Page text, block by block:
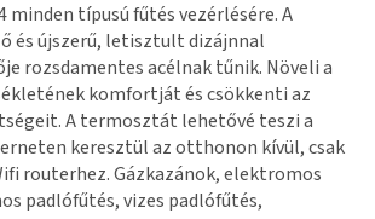
típusú fűtés vezérlésére. A
és újszerű, letisztult dizájnnal
rozsdamentes acélnak tűnik. Növeli a
komfortját és csökkenti az
A termosztát lehetővé teszi a
keresztül az otthonon kívül, csak
routerhez. Gázkazánok, elektromos
padlófűtés, vizes padlófűtés,